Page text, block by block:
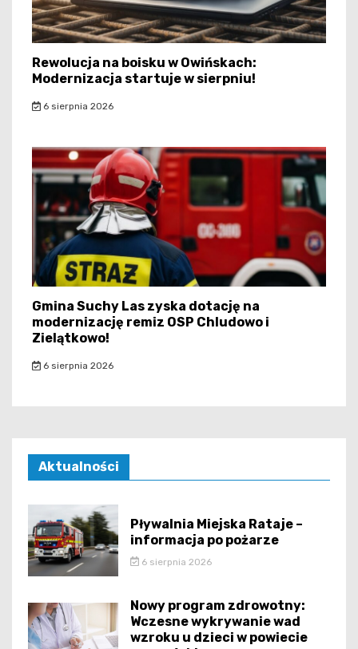
Rewolucja na boisku w Owińskach:
Modernizacja startuje w sierpniu!
6 sierpnia 2026
Gmina Suchy Las zyska dotację na
modernizację remiz OSP Chludowo i
Zielątkowo!
6 sierpnia 2026
Aktualności
Pływalnia Miejska Rataje –
informacja po pożarze
6 sierpnia 2026
Nowy program zdrowotny:
Wczesne wykrywanie wad
wzroku u dzieci w powiecie